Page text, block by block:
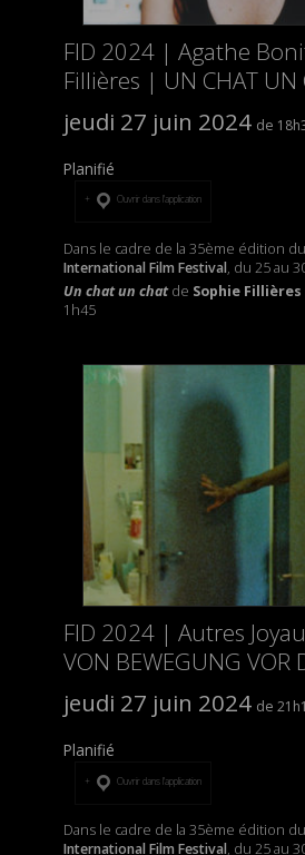
FID 2024 | Agathe
Fillières | UN CHAT UN
jeudi 27 juin 2024
Planifié
Ouvrir dans l’application
Dans le cadre de la 35ème édition du
International Film Festival, du 25 au
Un chat un chatde Sophie Fillières
1h45
FID 2024 | Autres
VON BEWEGUNG VOR
jeudi 27 juin 2024
Planifié
Ouvrir dans l’application
Dans le cadre de la 35ème édition du
International Film Festival, du 25 au